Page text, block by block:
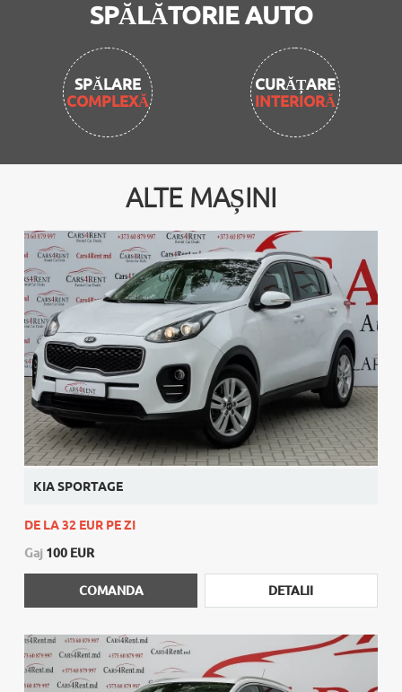
SPĂLĂTORIE AUTO
CURĂȚARE
INTERIORĂ
ALTE MAȘINI
KIA SPORTAGE
DE LA 32 EUR PE ZI
Gaj 100 EUR
COMANDA DETALII